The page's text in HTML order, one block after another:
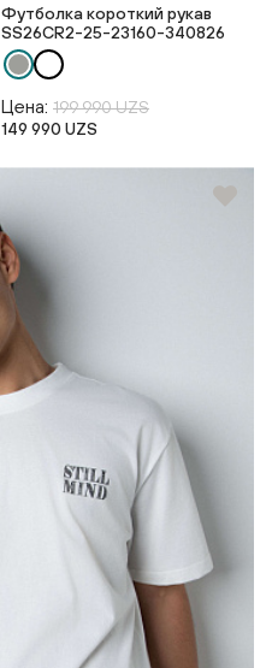
Футболка короткий рукав
SS26CR2-25-23160-340826
Цена: 199 990 UZS
149 990 UZS